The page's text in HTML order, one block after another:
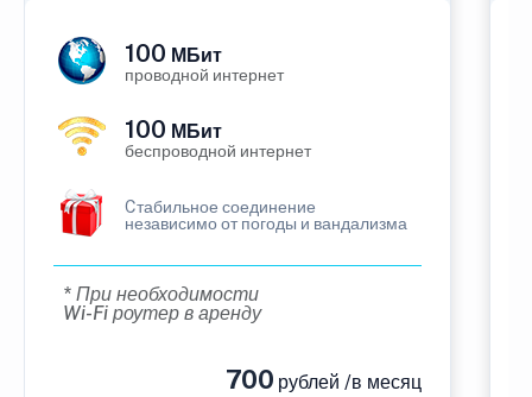
100 МБит
проводной интернет
100 МБит
беспроводной интернет
Cтабильное соединение
независимо от погоды и вандализма
* При необходимости
Wi-Fi роутер в аренду
700 рублей /в месяц